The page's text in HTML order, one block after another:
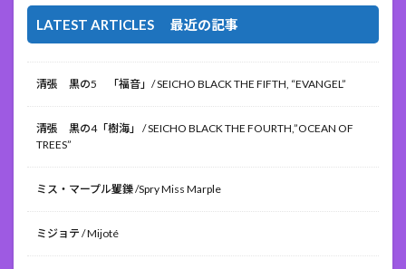
LATEST ARTICLES 最近の記事
清張 黒の5 「福音」/ SEICHO BLACK THE FIFTH, “EVANGEL”
清張 黒の4「樹海」 / SEICHO BLACK THE FOURTH,”OCEAN OF
TREES”
ミス・マープル矍鑠 /Spry Miss Marple
ミジョテ / Mijoté